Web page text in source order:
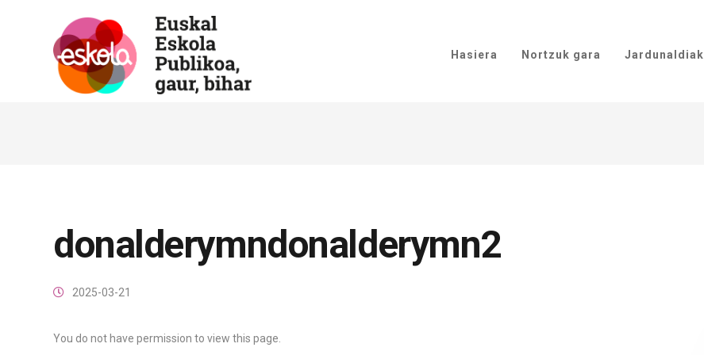
Hasiera Nortzuk gara Jardunaldiak
donalderymndonalderymn2
2025-03-21
You do not have permission to view this page.